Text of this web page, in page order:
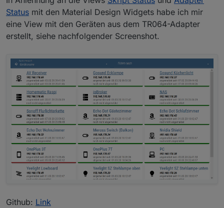
Status mit den Material Design Widgets habe ich mir
eine View mit den Geräten aus dem TR064-Adapter
erstellt, siehe nachfolgender Screenshot.
Github: Link